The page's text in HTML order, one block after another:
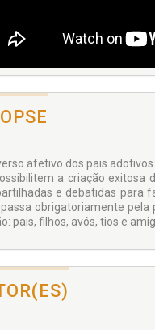
afetivo dos pais
a criação exitosa
e debatidas para
obrigatoriamente
pais, filhos, avós, tios e